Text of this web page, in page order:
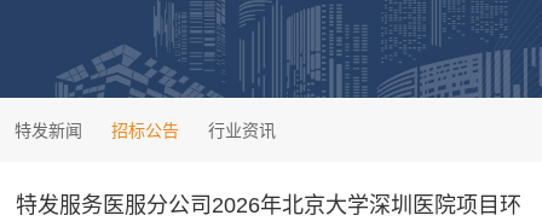
特发新闻 招标公告 行业资讯
特发服务医服分公司2026年北京大学深圳医院项目环